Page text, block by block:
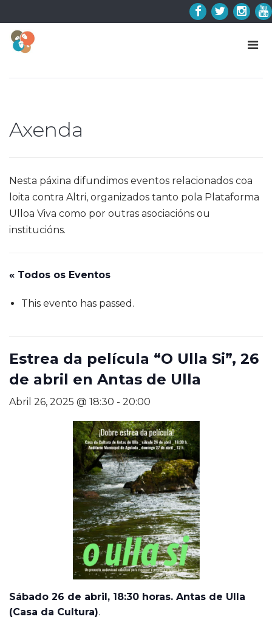
to
content
Facebook
Twitter
Axenda
Nesta páxina difundimos eventos relacionados coa
loita contra Altri, organizados tanto pola Plataforma
Ulloa Viva como por outras asociacións ou
institucións.
« Todos os Eventos
This evento has passed.
Estrea da película “O Ulla Si”, 26
de abril en Antas de Ulla
Abril 26, 2025 @ 18:30 - 20:00
Sábado 26 de abril, 18:30 horas. Antas de Ulla
(Casa da Cultura).